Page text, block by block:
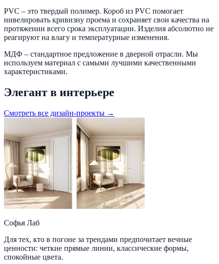
PVC – это твердый полимер. Короб из PVC помогает
нивелировать кривизну проема и сохраняет свои качества на
протяжении всего срока эксплуатации. Изделия абсолютно не
реагируют на влагу и температурные изменения.
МДФ – стандартное предложение в дверной отрасли. Мы
используем материал с самыми лучшими качественными
характеристиками.
Элегант в интерьере
Смотреть все дизайн-проекты →
Софья Лаб
Для тех, кто в погоне за трендами предпочитает вечные
ценности: четкие прямые линии, классические формы,
спокойные цвета.